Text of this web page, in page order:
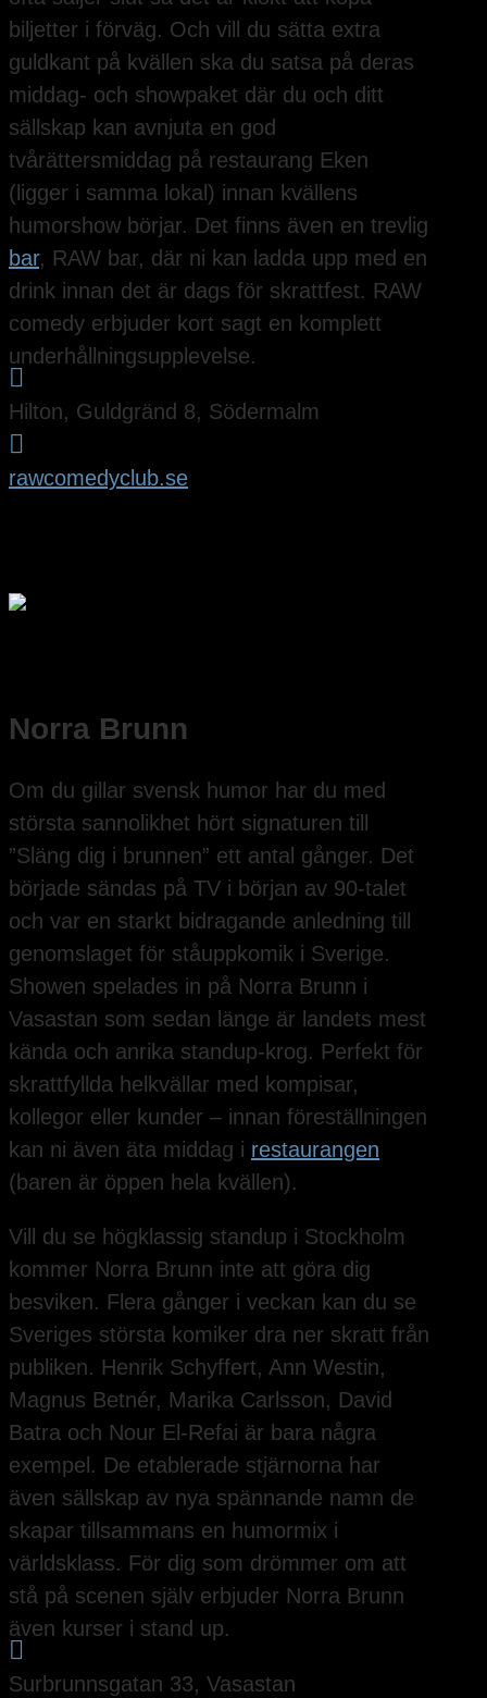
biljetter i förväg. Och vill du sätta extra
guldkant på kvällen ska du satsa på deras
middag- och showpaket där du och ditt
sällskap kan avnjuta en god
tvårättersmiddag på restaurang Eken
(ligger i samma lokal) innan kvällens
humorshow börjar. Det finns även en trevlig
bar, RAW bar, där ni kan ladda upp med en
drink innan det är dags för skrattfest. RAW
comedy erbjuder kort sagt en komplett
underhållningsupplevelse.

Hilton, Guldgränd 8, Södermalm

rawcomedyclub.se
Norra Brunn
Om du gillar svensk humor har du med
största sannolikhet hört signaturen till
”Släng dig i brunnen” ett antal gånger. Det
började sändas på TV i början av 90-talet
och var en starkt bidragande anledning till
genomslaget för ståuppkomik i Sverige.
Showen spelades in på Norra Brunn i
Vasastan som sedan länge är landets mest
kända och anrika standup-krog. Perfekt för
skrattfyllda helkvällar med kompisar,
kollegor eller kunder – innan föreställningen
kan ni även äta middag i restaurangen
(baren är öppen hela kvällen).
Vill du se högklassig standup i Stockholm
kommer Norra Brunn inte att göra dig
besviken. Flera gånger i veckan kan du se
Sveriges största komiker dra ner skratt från
publiken. Henrik Schyffert, Ann Westin,
Magnus Betnér, Marika Carlsson, David
Batra och Nour El-Refai är bara några
exempel. De etablerade stjärnorna har
även sällskap av nya spännande namn de
skapar tillsammans en humormix i
världsklass. För dig som drömmer om att
stå på scenen själv erbjuder Norra Brunn
även kurser i stand up.

Surbrunnsgatan 33, Vasastan